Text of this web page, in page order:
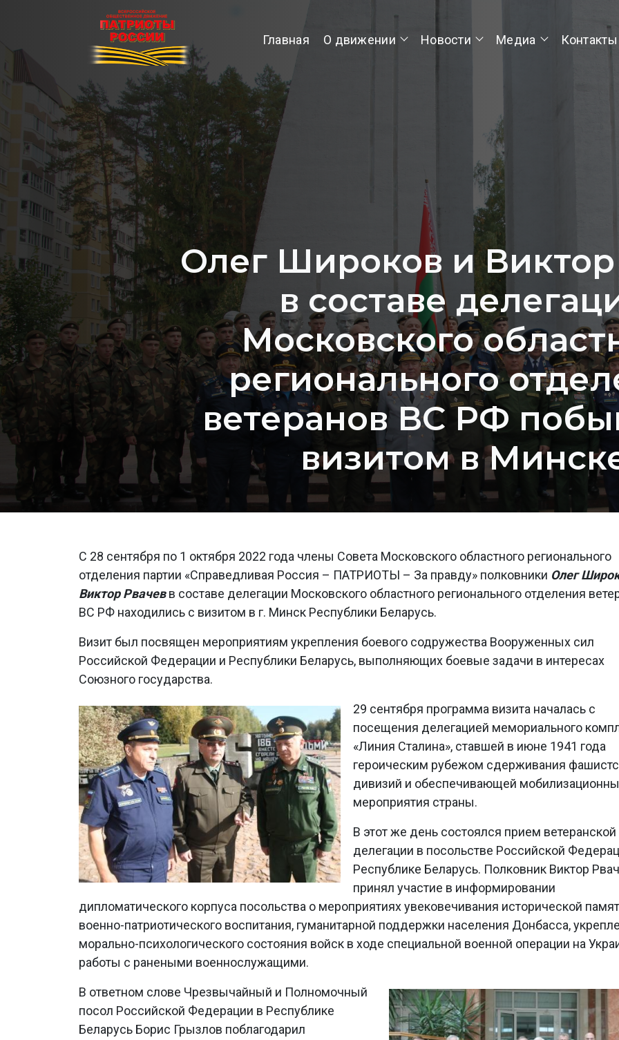
Главная О движении Новости Медиа Контакты
Олег Широков и Виктор
в составе
Московского
регионального
ветеранов ВС РФ
визитом в
С 28 сентября по 1 октября 2022 года члены Совета Московского областного регионального
отделения партии «Справедливая Россия – ПАТРИОТЫ – За правду» полковники Олег
Виктор Рвачевв составе делегации Московского областного регионального отделения
ВС РФ находились с визитом в г. Минск Республики Беларусь.
Визит был посвящен мероприятиям укрепления боевого содружества Вооруженных сил
Российской Федерации и Республики Беларусь, выполняющих боевые задачи в интересах
Союзного государства.
29 сентября программа визита началась с
посещения делегацией мемориального
«Линия Сталина», ставшей в июне 1941 года
героическим рубежом сдерживания
дивизий и обеспечивающей
мероприятия страны.
В этот же день состоялся прием ветеранской
делегации в посольстве Российской
Республике Беларусь. Полковник Виктор
принял участие в информировании
дипломатического корпуса посольства о мероприятиях увековечивания исторической
военно-патриотического воспитания, гуманитарной поддержки населения Донбасса,
морально-психологического состояния войск в ходе специальной военной операции на
работы с ранеными военнослужащими.
В ответном слове Чрезвычайный и Полномочный
посол Российской Федерации в Республике
Беларусь Борис Грызлов поблагодарил